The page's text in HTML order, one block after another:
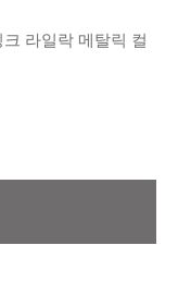
라일락 메탈릭 컬